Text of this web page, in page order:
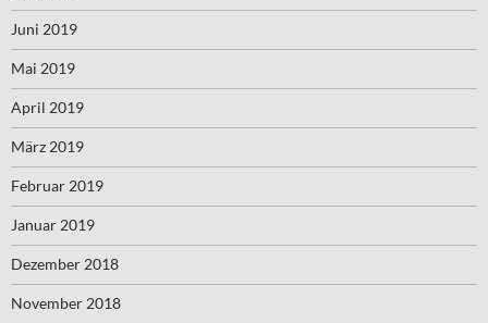
Juni 2019
Mai 2019
April 2019
März 2019
Februar 2019
Januar 2019
Dezember 2018
November 2018